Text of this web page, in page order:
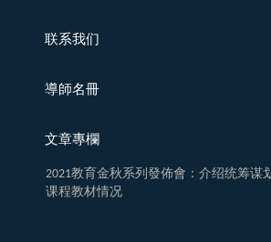
联系我们
導師名冊
文章專欄
2021教育金秋系列發佈會：介绍统筹谋
课程教材情况